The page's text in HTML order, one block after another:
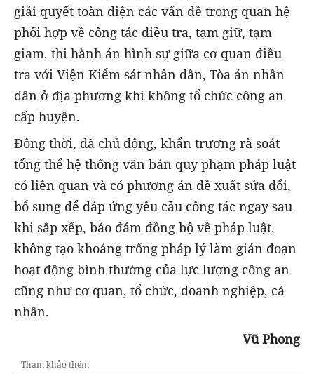
giải quyết toàn diện các vấn đề trong quan hệ
phối hợp về công tác điều tra, tạm giữ, tạm
giam, thi hành án hình sự giữa cơ quan điều
tra với Viện Kiểm sát nhân dân, Tòa án nhân
dân ở địa phương khi không tổ chức công an
cấp huyện.
Đồng thời, đã chủ động, khẩn trương rà soát
tổng thể hệ thống văn bản quy phạm pháp luật
có liên quan và có phương án đề xuất sửa đổi,
bổ sung để đáp ứng yêu cầu công tác ngay sau
khi sắp xếp, bảo đảm đồng bộ về pháp luật,
không tạo khoảng trống pháp lý làm gián đoạn
hoạt động bình thường của lực lượng công an
cũng như cơ quan, tổ chức, doanh nghiệp, cá
nhân.
Vũ Phong
Tham khảo thêm